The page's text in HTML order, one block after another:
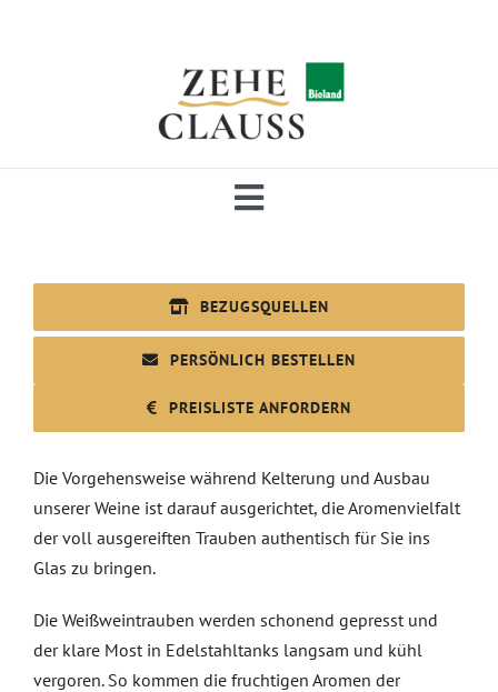
Toggle
VERANSTALTUNGEN
KONTAKT | ÖFFNUNGSZEITEN
BEZUGSQUELLEN
PERSÖNLICH BESTELLEN
PREISLISTE ANFORDERN
Die Vorgehensweise während Kelterung und Ausbau
unserer Weine ist darauf ausgerichtet, die Aromenvielfalt
der voll ausgereiften Trauben authentisch für Sie ins
Glas zu bringen.
Die Weißweintrauben werden schonend gepresst und
der klare Most in Edelstahltanks langsam und kühl
vergoren. So kommen die fruchtigen Aromen der